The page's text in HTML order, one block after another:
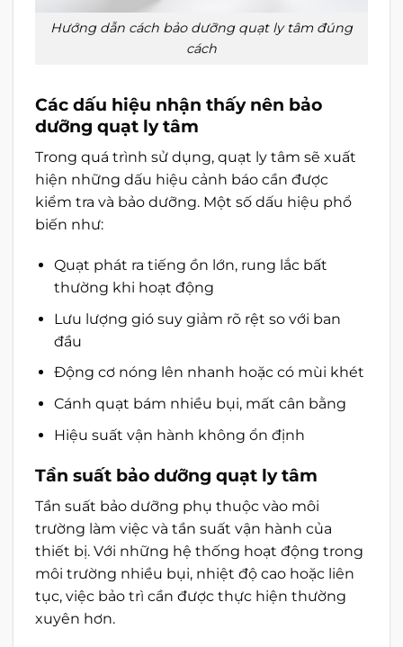
Hướng dẫn cách bảo dưỡng quạt ly tâm đúng
cách
Các dấu hiệu nhận thấy nên bảo
dưỡng quạt ly tâm
Trong quá trình sử dụng, quạt ly tâm sẽ xuất
hiện những dấu hiệu cảnh báo cần được
kiểm tra và bảo dưỡng. Một số dấu hiệu phổ
biến như:
Quạt phát ra tiếng ồn lớn, rung lắc bất
thường khi hoạt động
Lưu lượng gió suy giảm rõ rệt so với ban
đầu
Động cơ nóng lên nhanh hoặc có mùi khét
Cánh quạt bám nhiều bụi, mất cân bằng
Hiệu suất vận hành không ổn định
Tần suất bảo dưỡng quạt ly tâm
Tần suất bảo dưỡng phụ thuộc vào môi
trường làm việc và tần suất vận hành của
thiết bị. Với những hệ thống hoạt động trong
môi trường nhiều bụi, nhiệt độ cao hoặc liên
tục, việc bảo trì cần được thực hiện thường
xuyên hơn.